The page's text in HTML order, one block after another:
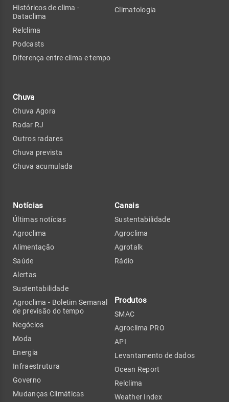
Históricos de clima -
Dataclima
Relclima
Podcasts
Diferença entre clima e tempo
Chuva
Chuva Agora
Radar RJ
Outros radares
Chuva prevista
Chuva acumulada
Climatologia
Notícias
Últimas notícias
Agroclima
Alimentação
Saúde
Alertas
Sustentabilidade
Agroclima - Boletim Semanal
de previsão do tempo
Negócios
Moda
Energia
Infraestrutura
Governo
Mudanças Climáticas
Canais
Sustentabilidade
Agroclima
Agrotalk
Rádio
Produtos
SMAC
Agroclima PRO
API
Levantamento de dados
Ocean Report
Relclima
Weather Index